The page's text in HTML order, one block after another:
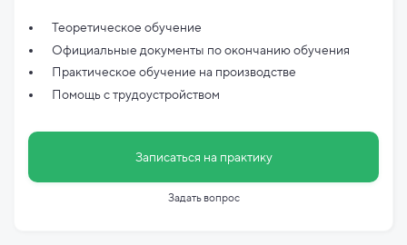
Теоретическое обучение
Официальные документы поокончанию обучения
Практическое обучение на производстве
Помощь с трудоустройством
Записаться на практику
Задать вопрос